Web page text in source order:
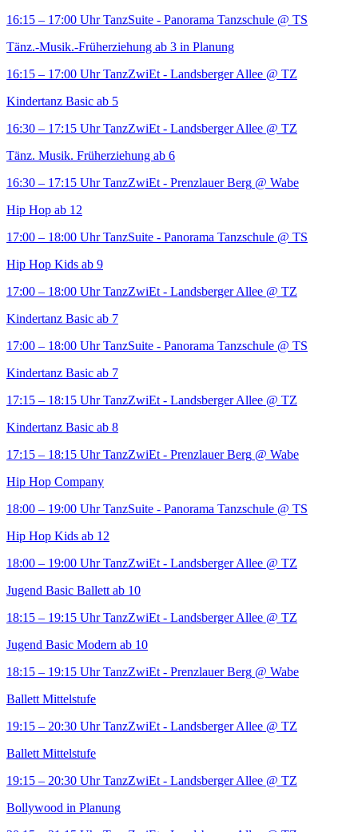
16:15 – 17:00 Uhr TanzSuite - Panorama Tanzschule @ TS
Tänz.-Musik.-Früherziehung ab 3 in Planung
16:15 – 17:00 Uhr TanzZwiEt - Landsberger Allee @ TZ
Kindertanz Basic ab 5
16:30 – 17:15 Uhr TanzZwiEt - Landsberger Allee @ TZ
Tänz. Musik. Früherziehung ab 6
16:30 – 17:15 Uhr TanzZwiEt - Prenzlauer Berg @ Wabe
Hip Hop ab 12
17:00 – 18:00 Uhr TanzSuite - Panorama Tanzschule @ TS
Hip Hop Kids ab 9
17:00 – 18:00 Uhr TanzZwiEt - Landsberger Allee @ TZ
Kindertanz Basic ab 7
17:00 – 18:00 Uhr TanzSuite - Panorama Tanzschule @ TS
Kindertanz Basic ab 7
17:15 – 18:15 Uhr TanzZwiEt - Landsberger Allee @ TZ
Kindertanz Basic ab 8
17:15 – 18:15 Uhr TanzZwiEt - Prenzlauer Berg @ Wabe
Hip Hop Company
18:00 – 19:00 Uhr TanzSuite - Panorama Tanzschule @ TS
Hip Hop Kids ab 12
18:00 – 19:00 Uhr TanzZwiEt - Landsberger Allee @ TZ
Jugend Basic Ballett ab 10
18:15 – 19:15 Uhr TanzZwiEt - Landsberger Allee @ TZ
Jugend Basic Modern ab 10
18:15 – 19:15 Uhr TanzZwiEt - Prenzlauer Berg @ Wabe
Ballett Mittelstufe
19:15 – 20:30 Uhr TanzZwiEt - Landsberger Allee @ TZ
Ballett Mittelstufe
19:15 – 20:30 Uhr TanzZwiEt - Landsberger Allee @ TZ
Bollywood in Planung